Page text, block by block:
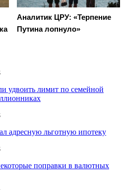
Аналитик ЦРУ: «Терпение
Путина лопнуло»
удвоить лимит по семейной
адресную льготную ипотеку
поправки в валютных